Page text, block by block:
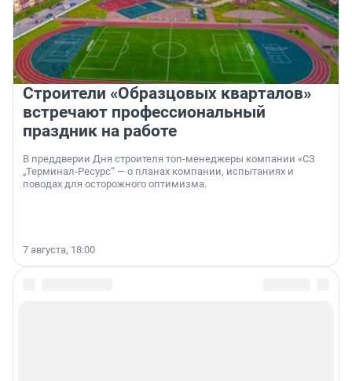
Строители «Образцовых кварталов»
встречают профессиональный
праздник на работе
В преддверии Дня строителя топ-менеджеры компании «СЗ
„Терминал-Ресурс“ — о планах компании, испытаниях и
поводах для осторожного оптимизма.
7 августа, 18:00